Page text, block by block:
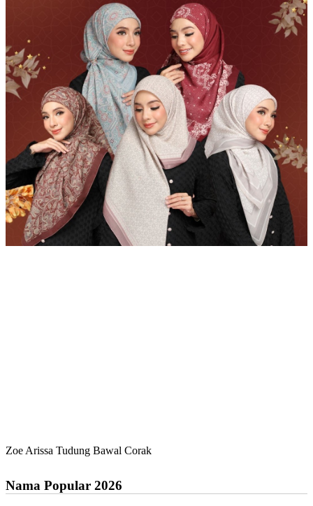
Zoe Arissa Tudung Bawal Corak
Nama Popular 2026